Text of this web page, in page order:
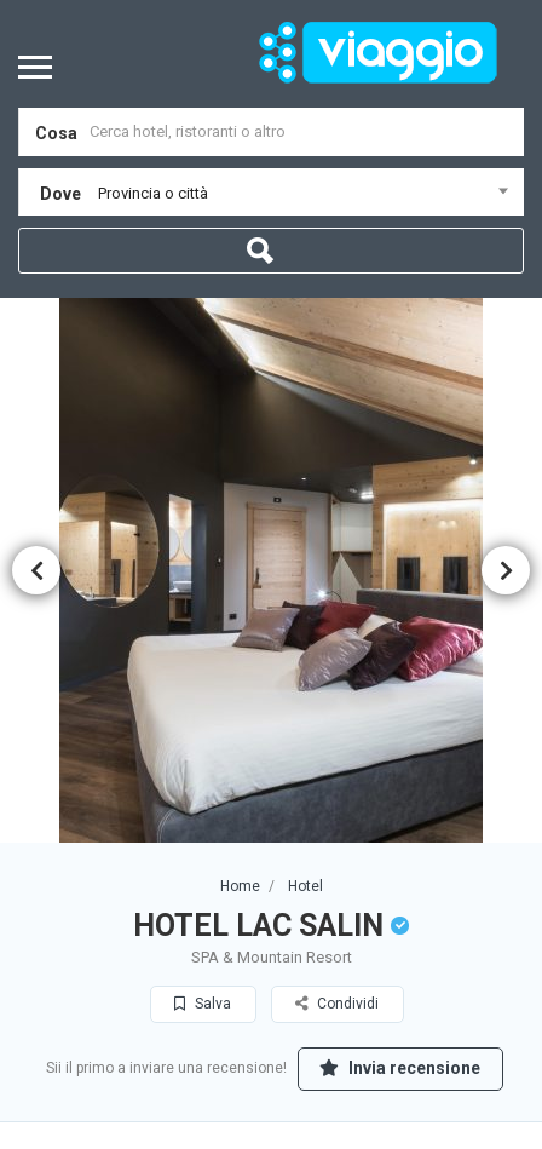
Cosa
Dove Provincia o città
Home Hotel
HOTEL LAC SALIN
SPA & Mountain Resort
Salva Condividi
Sii il primo a inviare una recensione! Invia recensione